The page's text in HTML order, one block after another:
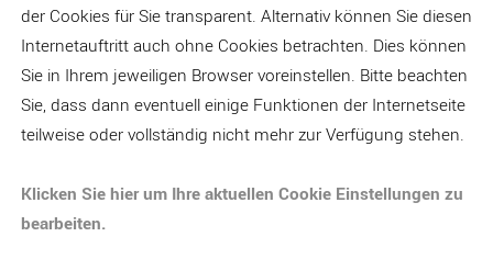
der Cookies für Sie transparent. Alternativ können Sie diesen
Internetauftritt auch ohne Cookies betrachten. Dies können
Sie in Ihrem jeweiligen Browser voreinstellen. Bitte beachten
Sie, dass dann eventuell einige Funktionen der Internetseite
teilweise oder vollständig nicht mehr zur Verfügung stehen.
Klicken Sie hier um Ihre aktuellen Cookie Einstellungen zu
bearbeiten.